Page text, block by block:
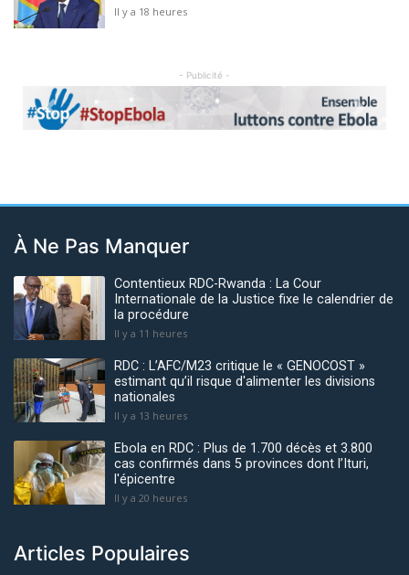
Il y a 18 heures
- Publicité -
Previous Next
À Ne Pas Manquer
Contentieux RDC-Rwanda : La Cour
Internationale de la Justice fixe le calendrier de
la procédure
Il y a 11 heures
RDC : L’AFC/M23 critique le « GENOCOST »
estimant qu’il risque d'alimenter les divisions
nationales
Il y a 13 heures
Ebola en RDC : Plus de 1.700 décès et 3.800
cas confirmés dans 5 provinces dont l’Ituri,
l'épicentre
Il y a 20 heures
Articles Populaires